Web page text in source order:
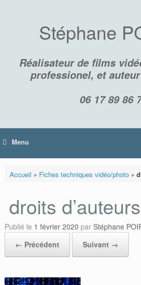
Stéphane
Réalisateur de films
professionel, et
06 17 89 86
Menu
Accueil » Fiches techniques vidéo/photo»
droits
Publié le 1 février 2020 par Stéphane
← Précédent
Suivant →